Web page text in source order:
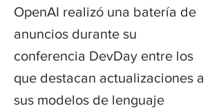
OpenAI realizó una batería de
anuncios durante su
conferencia DevDay entre los
que destacan actualizaciones a
sus modelos de lenguaje